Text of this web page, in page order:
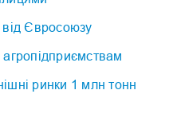
від Євросоюзу
агропідприємствам
ринки 1 млн тонн